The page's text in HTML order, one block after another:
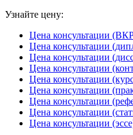
Узнайте цену:
Цена консультации
Цена консультации
Цена консультации
Цена консультации
Цена консультации
Цена консультации
Цена консультации
Цена консультации
Цена консультации